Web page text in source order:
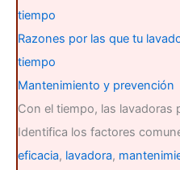
Razones por las que tu
tiempo
Mantenimiento y prevención
Con el tiempo, las lavadoras
Identifica los factores
eficacia, lavadora,